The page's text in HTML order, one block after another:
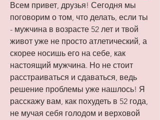
Всем привет, друзья! Сегодня мы
поговорим о том, что делать, если ты
- мужчина в возрасте 52 лет и твой
живот уже не просто атлетический, а
скорее носишь его на себе, как
настоящий мужчина. Но не стоит
расстраиваться и сдаваться, ведь
решение проблемы уже нашлось! Я
расскажу вам, как похудеть в 52 года,
не мучая себя голодом и верховой